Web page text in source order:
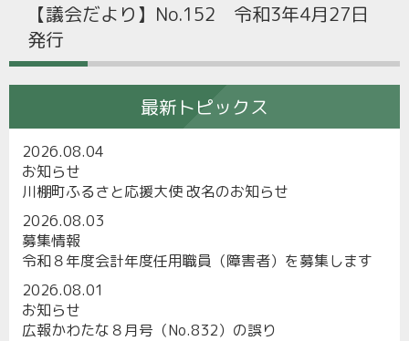
【議会だより】No.152 令和3年4月27日
発行
最新トピックス
2026.08.04
お知らせ
川棚町ふるさと応援大使 改名のお知らせ
2026.08.03
募集情報
令和８年度会計年度任用職員（障害者）を募集します
2026.08.01
お知らせ
広報かわたな８月号（No.832）の誤り